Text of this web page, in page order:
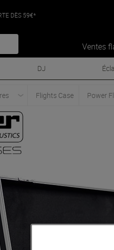
DÈS 59€*
Ventes
DJ
Flights Case Power